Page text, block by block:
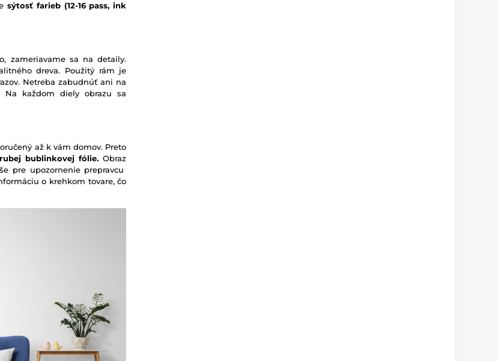
sýtosť farieb (12-16 pass, ink
zameriavame sa na detaily.
dreva. Použitý rám je
Netreba zabudnúť ani na
každom diely obrazu sa
až k vám domov. Preto
bublinkovej fólie. Obraz
pre upozornenie prepravcu
o krehkom tovare, čo